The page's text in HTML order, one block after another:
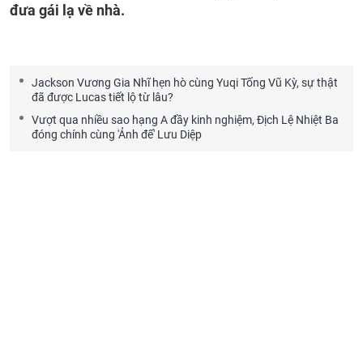
đưa gái lạ về nhà.
Jackson Vương Gia Nhĩ hẹn hò cùng Yuqi Tống Vũ Kỳ, sự thật
đã được Lucas tiết lộ từ lâu?
Vượt qua nhiều sao hạng A đầy kinh nghiệm, Địch Lệ Nhiệt Ba
đóng chính cùng 'Ảnh đế' Lưu Diệp